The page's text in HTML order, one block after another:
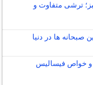
ترشی متفاوت و
صبحانه ها در دنیا
و خواص فیسالیس